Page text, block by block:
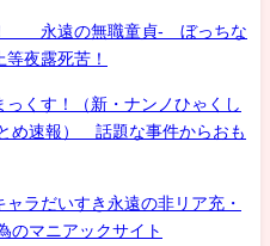
！ 永遠の無職童貞- ぼっちな
夜露死苦！
くす！（新・ナンノひゃくし
め速報） 話題な事件からおも
ラだいすき永遠の非リア充・
のマニアックサイト